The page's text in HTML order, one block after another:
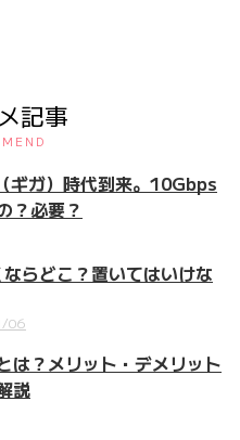
記事
ギガ）時代到来。10Gbps
？必要？
らどこ？置いてはいけな
06
は？メリット・デメリット
説